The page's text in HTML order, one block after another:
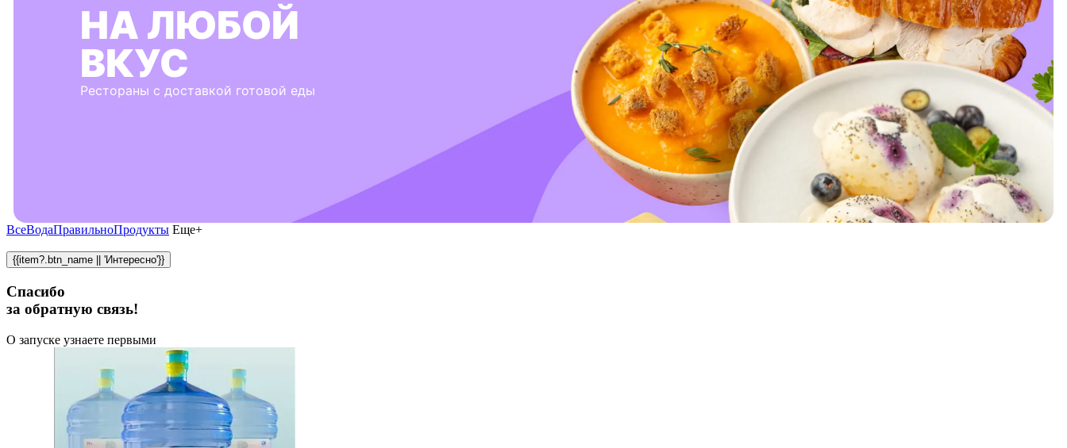
НА ЛЮБОЙ
ВКУС
Рестораны с доставкой готовой еды
ВсеВодаПравильноПродукты Еще+
{{item?.btn_name || 'Интересно'}}
Спасибо
за обратную связь!
О запуске узнаете первыми